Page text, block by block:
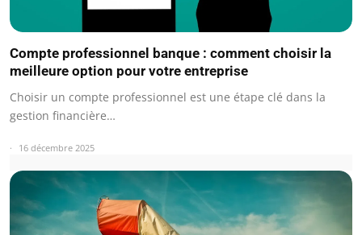
Compte professionnel banque : comment choisir la
meilleure option pour votre entreprise
Choisir un compte professionnel est une étape clé dans la
gestion financière…
16 décembre 2025